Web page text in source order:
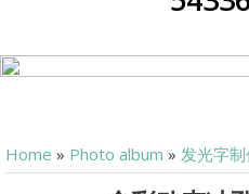
Home » Photo album » 发光字